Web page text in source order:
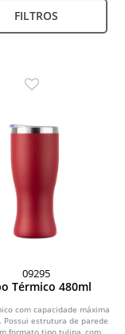
FILTROS
09295
Térmico 480ml
com capacidade máxima
Possui estrutura de parede
formato tipo tulipa, com